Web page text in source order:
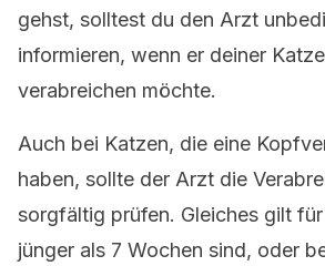
gehst, solltest du den Arzt
informieren, wenn er deiner
verabreichen möchte.
Auch bei Katzen, die eine
haben, sollte der Arzt die
sorgfältig prüfen. Gleiches gilt
jünger als 7 Wochen sind, oder